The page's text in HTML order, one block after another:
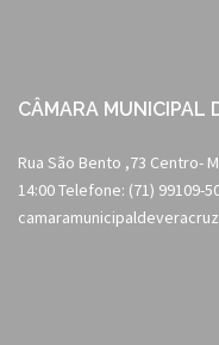
CÂMARA MUNICIPAL
Rua São Bento ,73 Centro-
14:00 Telefone: (71) 99109-